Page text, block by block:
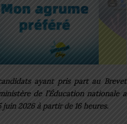
ayant pris part au Brevet
de l’Éducation nationale a
2026 à partir de 16 heures.